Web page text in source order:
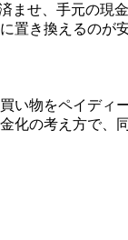
せ、手元の現
置き換えるのが
物をペイデ
の考え方で、